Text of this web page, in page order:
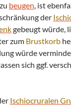
beugen, ist
der
gebeugt würde,
zum Brustkorb
würde
sich ggf.
Ischiocruralen